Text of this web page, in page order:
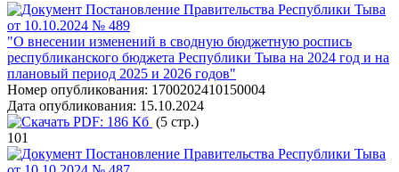
Постановление Правительства Республики Тыва
от 10.10.2024 № 489
"О внесении изменений в сводную бюджетную роспись
республиканского бюджета Республики Тыва на 2024 год и на
плановый период 2025 и 2026 годов"
Номер опубликования: 1700202410150004
Дата опубликования: 15.10.2024
PDF: 186 Кб (5 стр.)
101
Постановление Правительства Республики Тыва